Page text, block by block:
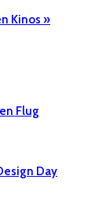
Kinos »
Flug
Day